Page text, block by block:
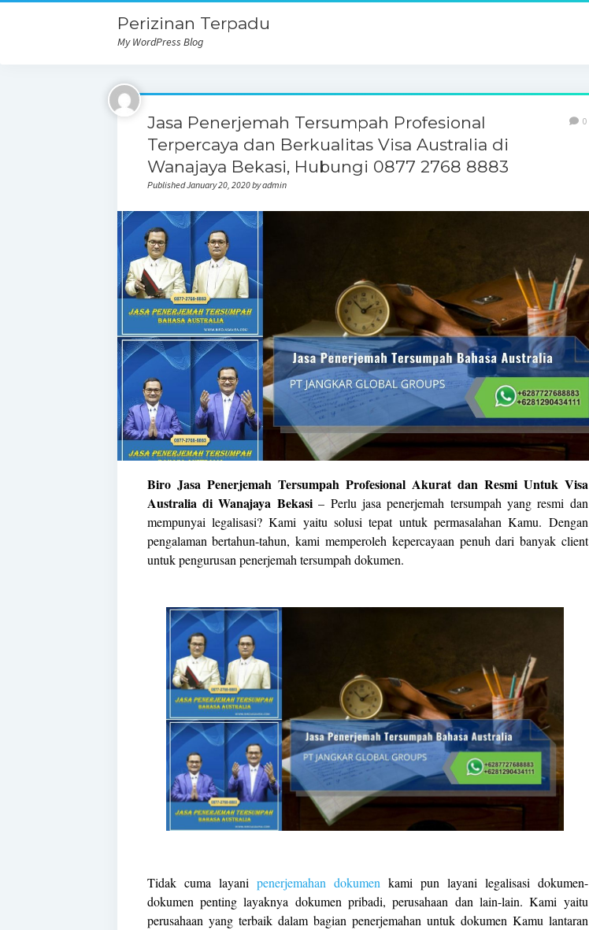
Perizinan Terpadu
My WordPress Blog
Jasa Penerjemah Tersumpah Profesional
Terpercaya dan Berkualitas Visa Australia di
Wanajaya Bekasi, Hubungi 0877 2768 8883
Published January 20, 2020 by admin
0
Biro Jasa Penerjemah Tersumpah Profesional Akurat dan Resmi Untuk Visa
Australia di Wanajaya Bekasi– Perlu jasa penerjemah tersumpah yang resmi dan
mempunyai legalisasi? Kami yaitu solusi tepat untuk permasalahan Kamu. Dengan
pengalaman bertahun-tahun, kami memperoleh kepercayaan penuh dari banyak client
untuk pengurusan penerjemah tersumpah dokumen.
Tidak cuma layani penerjemahan dokumenkami pun layani legalisasi dokumen-
dokumen penting layaknya dokumen pribadi, perusahaan dan lain-lain. Kami yaitu
perusahaan yang terbaik dalam bagian penerjemahan untuk dokumen Kamu lantaran